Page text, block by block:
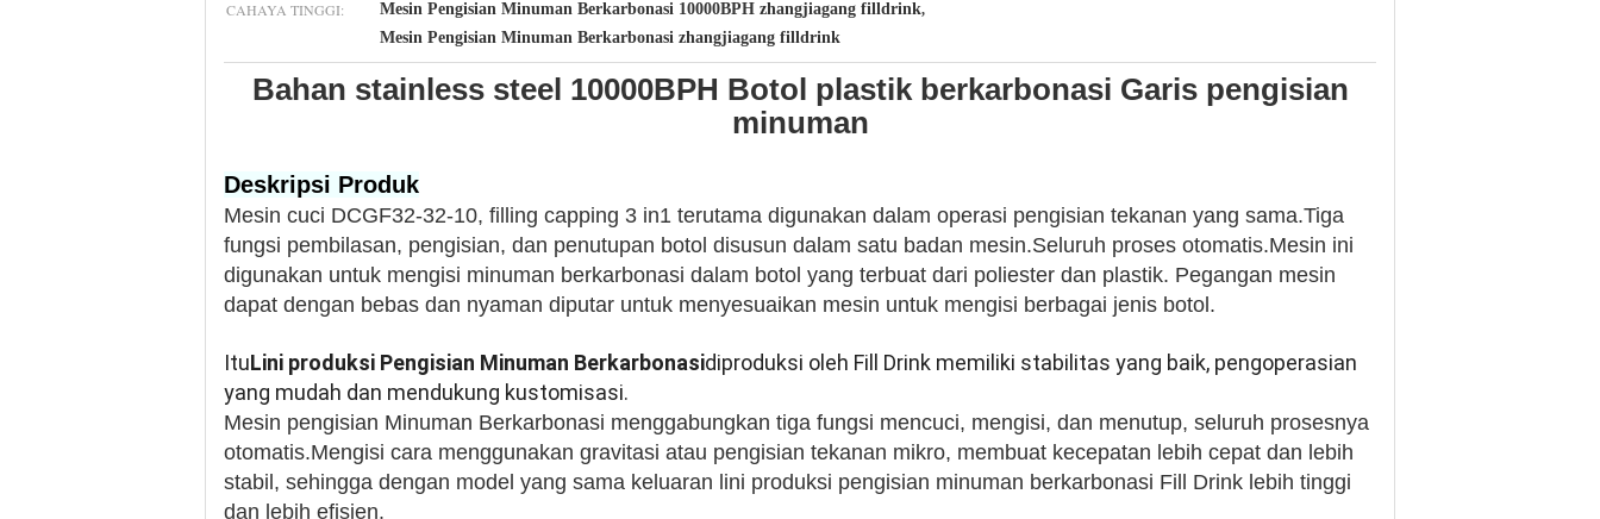
CAHAYA TINGGI: Mesin Pengisian Minuman Berkarbonasi 10000BPH zhangjiagang filldrink,
Mesin Pengisian Minuman Berkarbonasi zhangjiagang filldrink
Bahan stainless steel 10000BPH Botol plastik berkarbonasi Garis pengisian
minuman
Deskripsi Produk
Mesin cuci DCGF32-32-10, filling capping 3 in1 terutama digunakan dalam operasi pengisian tekanan yang sama.Tiga
fungsi pembilasan, pengisian, dan penutupan botol disusun dalam satu badan mesin.Seluruh proses otomatis.Mesin ini
digunakan untuk mengisi minuman berkarbonasi dalam botol yang terbuat dari poliester dan plastik. Pegangan mesin
dapat dengan bebas dan nyaman diputar untuk menyesuaikan mesin untuk mengisi berbagai jenis botol.
ItuLini produksi Pengisian Minuman Berkarbonasidiproduksi oleh Fill Drink memiliki stabilitas yang baik, pengoperasian
yang mudah dan mendukung kustomisasi.
Mesin pengisian Minuman Berkarbonasi menggabungkan tiga fungsi mencuci, mengisi, dan menutup, seluruh prosesnya
otomatis.Mengisi cara menggunakan gravitasi atau pengisian tekanan mikro, membuat kecepatan lebih cepat dan lebih
stabil, sehingga dengan model yang sama keluaran lini produksi pengisian minuman berkarbonasi Fill Drink lebih tinggi
dan lebih efisien.​